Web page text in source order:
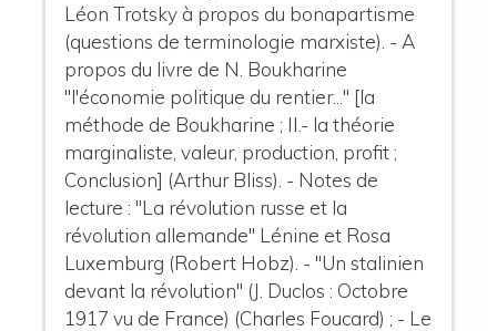
Léon Trotsky à propos du bonapartisme
(questions de terminologie marxiste). - A
propos du livre de N. Boukharine
"l'économie politique du rentier..." [la
méthode de Boukharine ; II.- la théorie
marginaliste, valeur, production, profit ;
Conclusion] (Arthur Bliss). - Notes de
lecture : "La révolution russe et la
révolution allemande" Lénine et Rosa
Luxemburg (Robert Hobz). - "Un stalinien
devant la révolution" (J. Duclos : Octobre
1917 vu de France) (Charles Foucard) ; - Le